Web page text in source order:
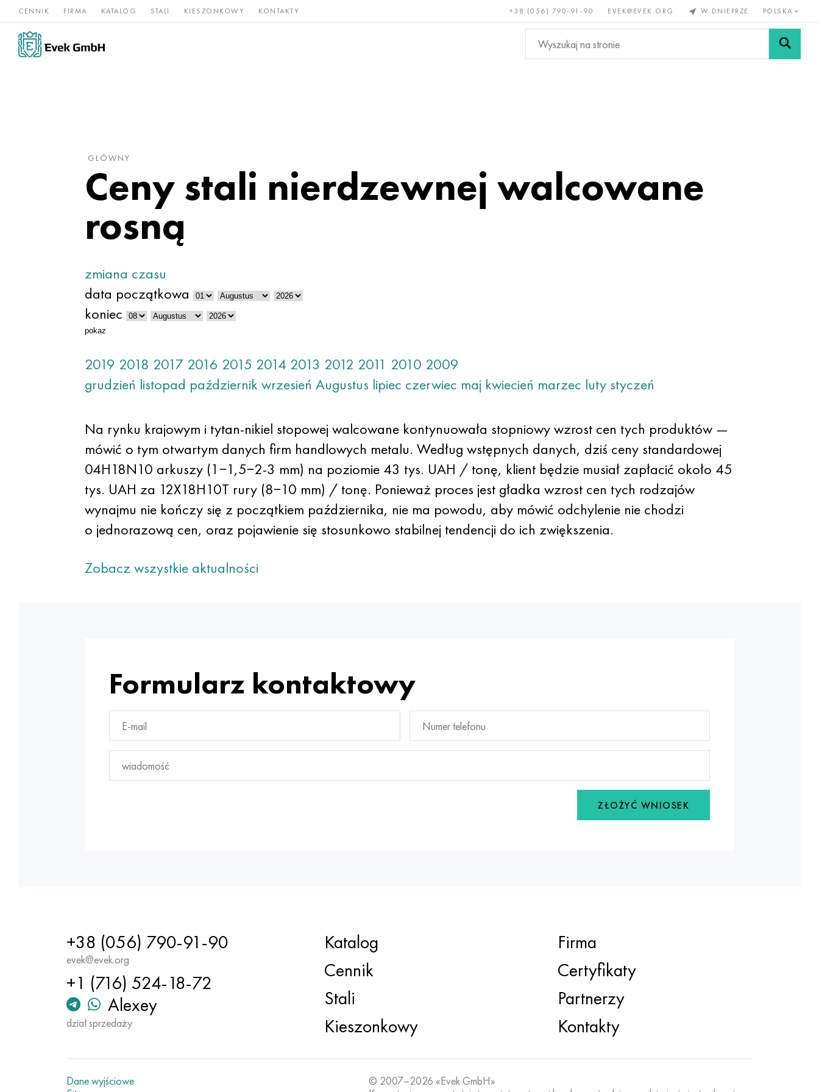
CENNIK FIRMA KATALOG STALI KIESZONKOWY KONTAKTY +38 (056) 790-91-90 EVEK@EVEK.ORG W DNIEPRZE POLSKA
Stopy
niklu
Stal Rzadkie i Brąz, miedź, Metale
nieżelazne
Stali Siatki i
GŁÓWNY
Ceny stali nierdzewnej walcowane
rosną
zmiana czasu
data początkowa
koniec
pokaz
2019 2018 2017 2016 2015 2014 2013 2012 2011 2010 2009
grudzień listopad październikwrzesień Augustus lipiec czerwiec maj kwiecień marzec luty styczeń
Na rynku krajowym i tytan-nikiel stopowej walcowane kontynuowała stopniowy wzrost cen tych produktów —
mówić o tym otwartym danych firm handlowych metalu. Według wstępnych danych, dziś ceny standardowej
04H18N10 arkuszy (1−1,5−2-3 mm) na poziomie 43 tys. UAH / tonę, klient będzie musiał zapłacić około 45
tys. UAH za 12X18H10T rury (8−10 mm) / tonę. Ponieważ proces jest gładka wzrost cen tych rodzajów
wynajmu nie kończy się z początkiem października, nie ma powodu, aby mówić odchylenie nie chodzi
o jednorazową cen, oraz pojawienie się stosunkowo stabilnej tendencji do ich zwiększenia.
Zobacz wszystkie aktualności
Formularz kontaktowy
ZŁOŻYĆ WNIOSEK
+38 (056) 790-91-90
evek@evek.org
+1 (716) 524-18-72
Alexey
dział sprzedaży
Katalog
Cennik
Stali
Kieszonkowy
Firma
Certyfikaty
Partnerzy
Kontakty
Dane wyjściowe
© 2007–2026 «Evek GmbH»